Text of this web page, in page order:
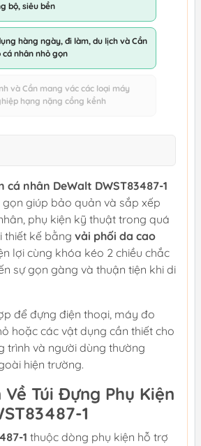
bộ, siêu bền
hàng ngày, đi làm, du lịch và Cần
nhân nhỏ gọn
và Cần mang vác các loại máy
hạng nặng cồng kềnh
cá nhân DeWalt DWST83487-1
giúp bảo quản và sắp xếp
phụ kiện kỹ thuật trong quá
thiết kế bằng vải phối da cao
lợi cùng khóa kéo 2 chiều chắc
sự gọn gàng và thuận tiện khi di
để đựng điện thoại, máy đo
hoặc các vật dụng cần thiết cho
trình và người dùng thường
hiện trường.
Túi Đựng Phụ Kiện
1
1 thuộc dòng phụ kiện hỗ trợ